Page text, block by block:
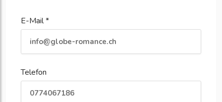
E-Mail *
Telefon